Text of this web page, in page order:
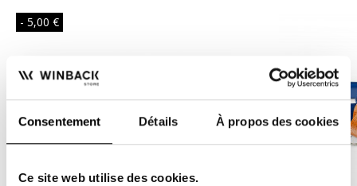
Consentement Détails À propos des cookies
Ce site web utilise des cookies.
- 5,00 €